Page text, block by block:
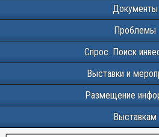
Документы
Проблемы
Спрос. Поиск
Выставки и
Размещение
Выставкам